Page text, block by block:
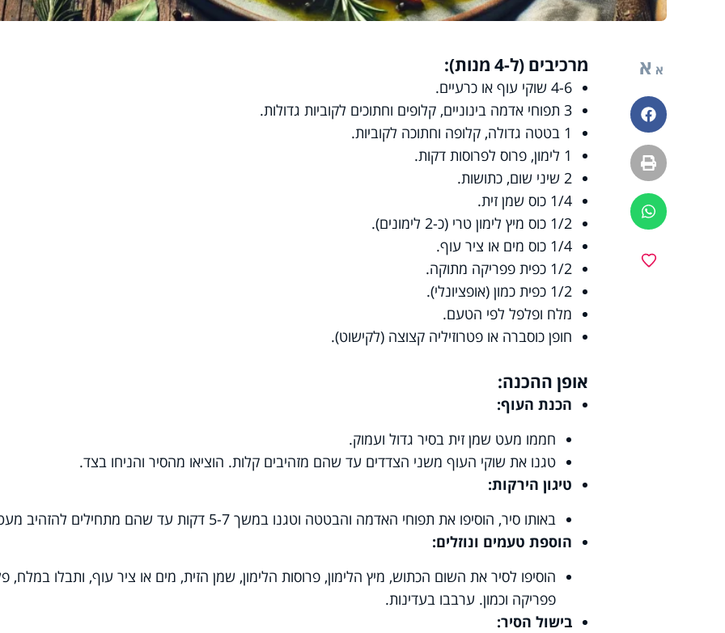
א א
פייסבוק
הדפסה
ווטסאפ
מרכיבים (ל-4 מנות):
4-6 שוקי עוף או כרעיים.
3 תפוחי אדמה בינוניים, קלופים וחתוכים לקוביות גדולות.
1 בטטה גדולה, קלופה וחתוכה לקוביות.
1 לימון, פרוס לפרוסות דקות.
2 שיני שום, כתושות.
1/4 כוס שמן זית.
1/2 כוס מיץ לימון טרי (כ-2 לימונים).
1/4 כוס מים או ציר עוף.
1/2 כפית פפריקה מתוקה.
1/2 כפית כמון (אופציונלי).
מלח ופלפל לפי הטעם.
חופן כוסברה או פטרוזיליה קצוצה (לקישוט).
אופן ההכנה:
הכנת העוף:
חממו מעט שמן זית בסיר גדול ועמוק.
טגנו את שוקי העוף משני הצדדים עד שהם מזהיבים קלות. הוציאו מהסיר והניחו בצד.
טיגון הירקות:
באותו סיר, הוסיפו את תפוחי האדמה והבטטה וטגנו במשך 5-7 דקות עד שהם מתחילים להזהיב מעט.
הוספת טעמים ונוזלים:
הוסיפו לסיר את השום הכתוש, מיץ הלימון, פרוסות הלימון, שמן הזית, מים או ציר עוף, ותבלו במלח,
פפריקה וכמון. ערבבו בעדינות.
בישול הסיר: